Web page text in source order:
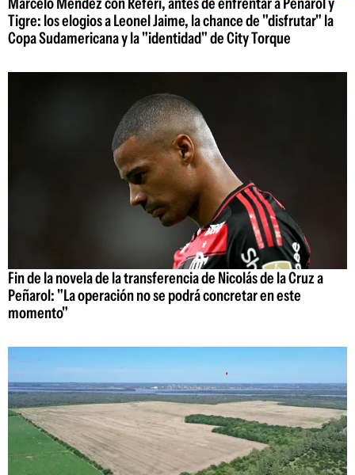
Tigre: los elogios a Leonel Jaime, la chance de "disfrutar" la
Copa Sudamericana y la "identidad" de City Torque
Fin de la novela de la transferencia de Nicolás de la Cruz a
Peñarol: "La operación no se podrá concretar en este
momento"